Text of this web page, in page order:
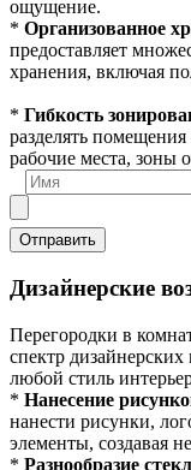
ощущение.
* Организованное
предоставляет
хранения, включая
* Гибкость
разделять
рабочие места, зоны
Отправить
Дизайнерские
Перегородки в
спектр
любой стиль
* Нанесение
нанести рисунки,
элементы, создавая
* Разнообразие